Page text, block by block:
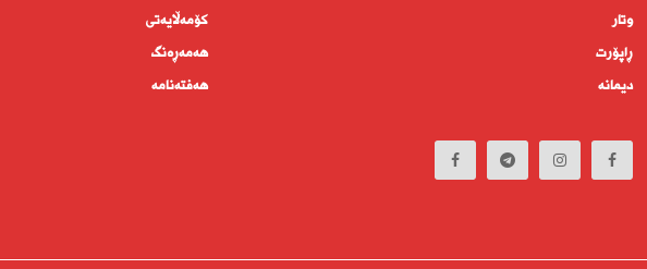
وتار
ڕاپۆرت
دیمانە
كۆمه‌ڵايه‌تى
هەمەڕەنگ
هەفتەنامە